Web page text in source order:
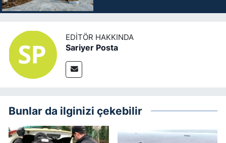
EDITÖR HAKKINDA
Sariyer Posta
Bunlar da ilginizi çekebilir